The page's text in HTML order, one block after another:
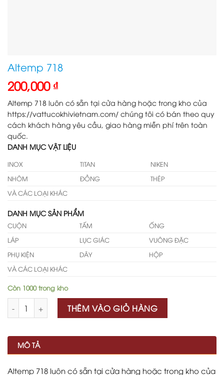
Altemp 718
200,000 ₫
Altemp 718 luôn có sẵn tại cửa hàng hoặc trong kho của
https://vattucokhivietnam.com/ chúng tôi có bán theo quy
cách khách hàng yêu cầu, giao hàng miễn phí trên toàn
quốc.
DANH MỤC VẬT LIỆU
INOX TITAN
NIKEN
NHÔM
ĐỒNG
THÉP
VÀ CÁC LOẠI KHÁC
DANH MỤC SẢN PHẨM
CUỘN TẤM
ỐNG
LÁP
LỤC GIÁC
VUÔNG ĐẶC
PHỤ KIỆN
DÂY
HỘP
VÀ CÁC LOẠI KHÁC
Còn 1000 trong kho
THÊM VÀO GIỎ HÀNG
MÔ TẢ
Altemp 718 luôn có sẵn tại cửa hàng hoặc trong kho của